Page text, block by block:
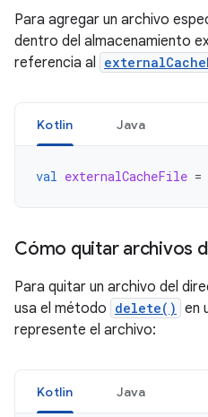
Para agregar un archivo
dentro del almacenamiento
referencia al
Kotlin Java
val externalCacheFile =
Cómo quitar archivos
Para quitar un archivo del
usa el método delete() en
represente el archivo:
Kotlin Java